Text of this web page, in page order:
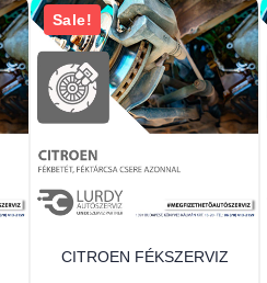
Sale!
CITROEN FÉKSZERVIZ